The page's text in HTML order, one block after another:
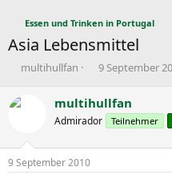
Essen und Trinken in Portugal
Asia Lebensmittel
E
s
t
l
e
multihullfan
E
t
e
l
9 September
multihullfan
Admirador Teilnehmer
9 September 2010